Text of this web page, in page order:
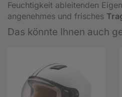
Feuchtigkeit ableitenden
angenehmes und frisches
Das könnte Ihnen auch